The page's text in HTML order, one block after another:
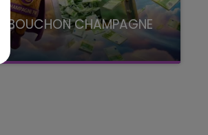
BOUCHON CHAMPAGNE
Champagne FM, à 8H10